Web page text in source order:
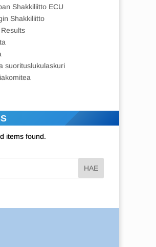
Shakkiliitto ECU
Shakkiliitto
suorituslukulaskuri
items found.